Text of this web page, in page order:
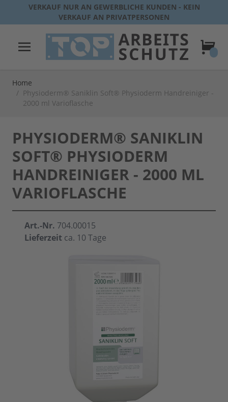
Direkt zum Inhalt
VERKAUF NUR AN GEWERBLICHE KUNDEN - KEIN
VERKAUF AN PRIVATPERSONEN
Home
/ Physioderm® Saniklin Soft® Physioderm Handreiniger -
2000 ml Varioflasche
PHYSIODERM® SANIKLIN
SOFT® PHYSIODERM
HANDREINIGER - 2000 ML
VARIOFLASCHE
Art.-Nr. 704.00015
Lieferzeit ca. 10 Tage